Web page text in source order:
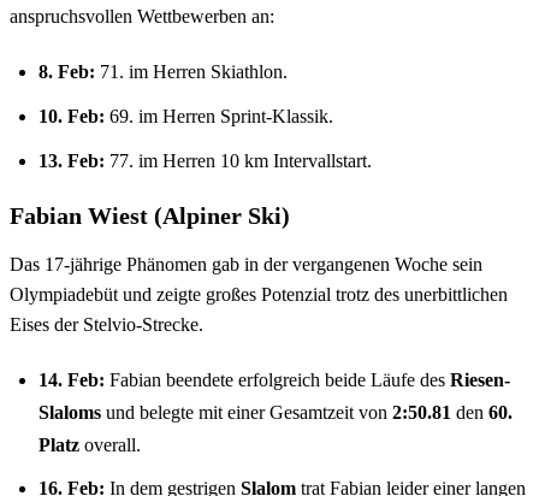
anspruchsvollen Wettbewerben an:
8. Feb: 71. im Herren Skiathlon.
10. Feb: 69. im Herren Sprint-Klassik.
13. Feb: 77. im Herren 10 km Intervallstart.
Fabian Wiest (Alpiner Ski)
Das 17-jährige Phänomen gab in der vergangenen Woche sein
Olympiadebüt und zeigte großes Potenzial trotz des unerbittlichen
Eises der Stelvio-Strecke.
14. Feb: Fabian beendete erfolgreich beide Läufe des Riesen-
Slaloms und belegte mit einer Gesamtzeit von 2:50.81 den 60.
Platz overall.
16. Feb: In dem gestrigen Slalom trat Fabian leider einer langen